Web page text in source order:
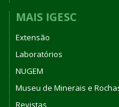
MAIS IGESC
Extensão
Laboratórios
NUGEM
Museu de Minerais e
Revistas